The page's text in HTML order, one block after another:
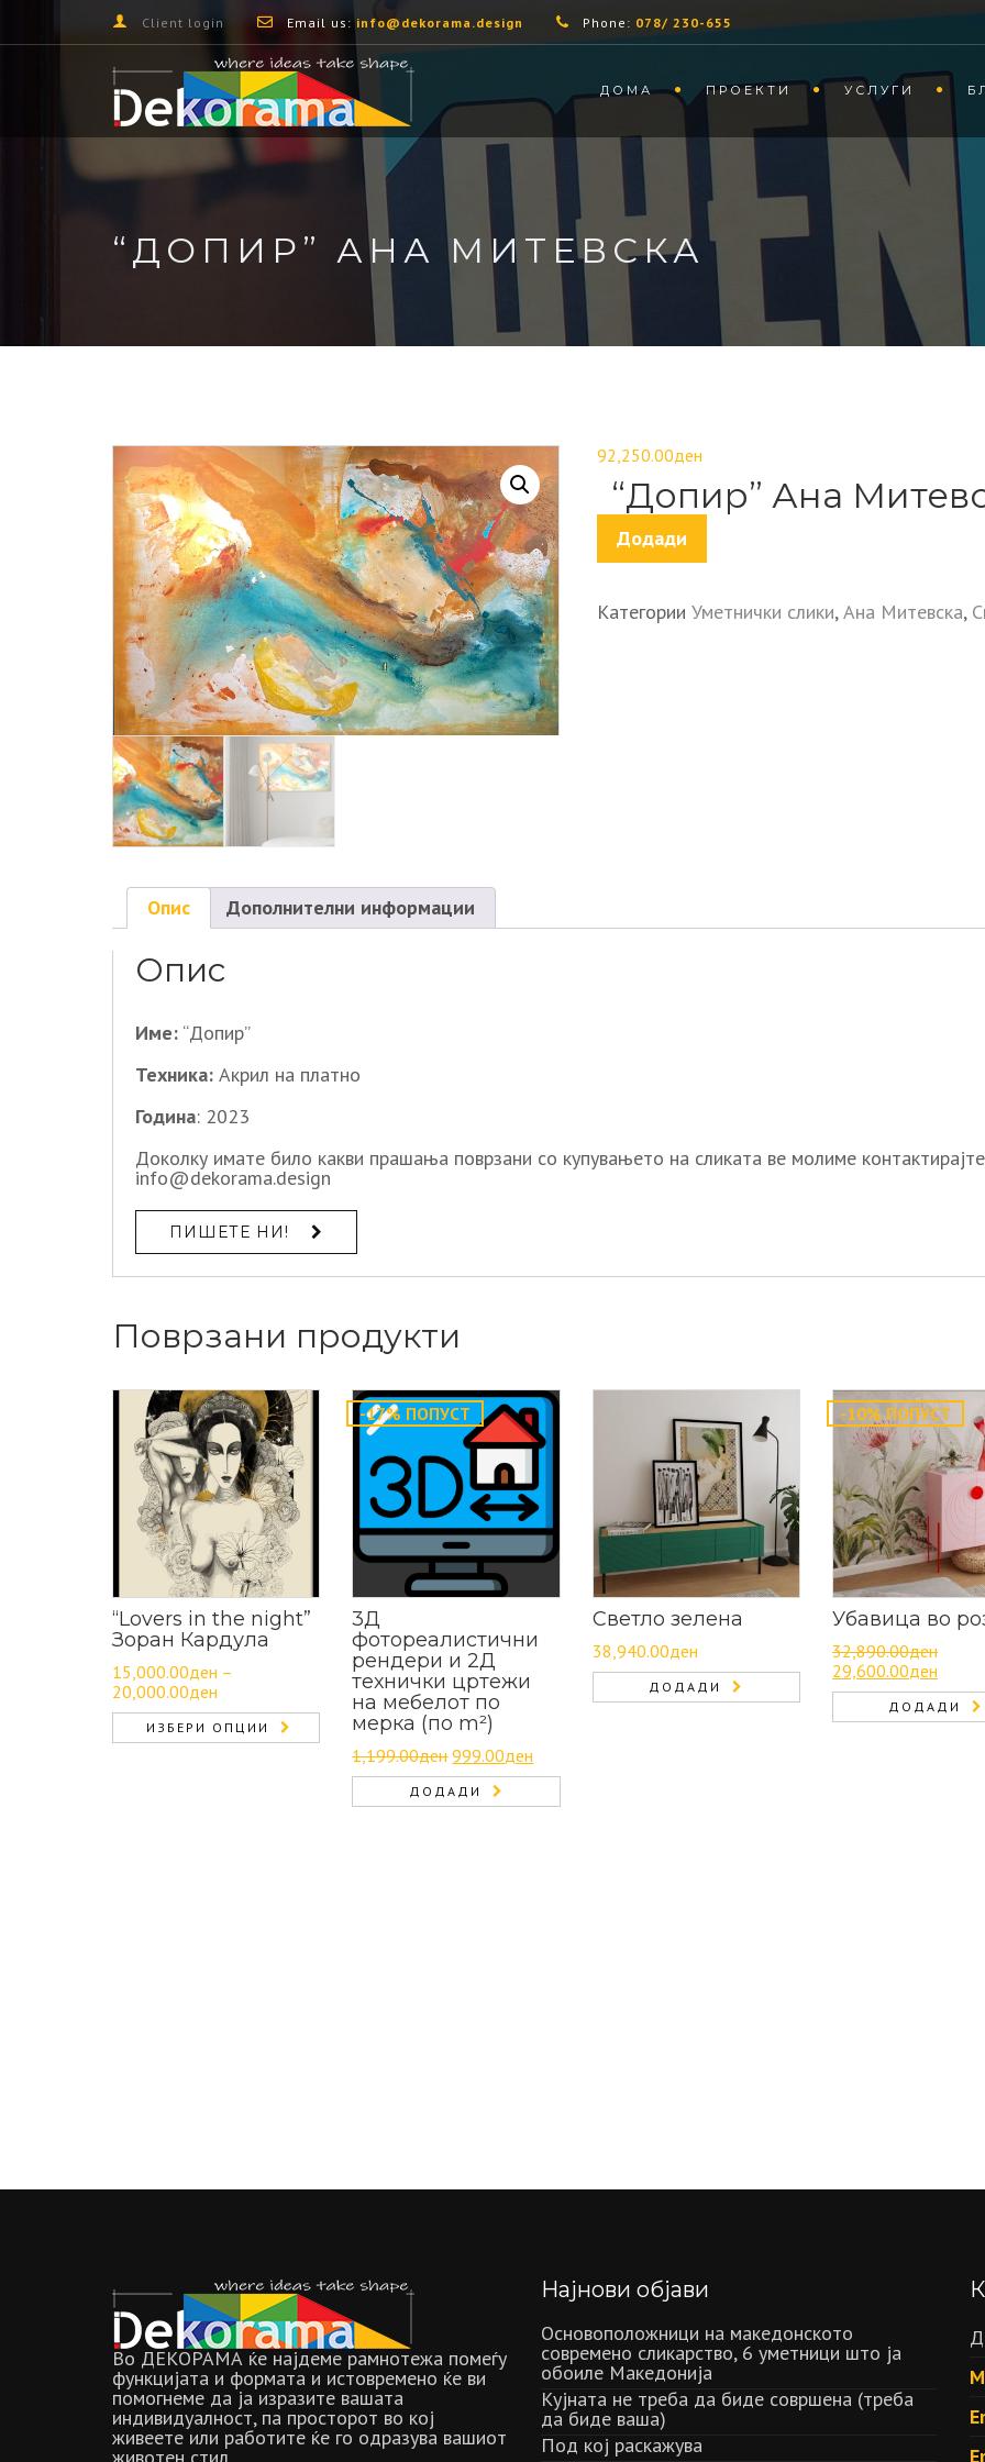
Client login Email us:info@dekorama.design Phone: 078/ 230-655
ДОМА ПРОЕКТИ УСЛУГИ
“ДОПИР” АНА МИТЕВСКА
92,250.00ден
“Допир” Ана
"Допир"
Ана
Митевска
Додади
Категории Уметнички слики,Ана Митевска,
Опис Дополнителни информации
Опис
Име: “Допир”
Техника: Акрил на платно
Година: 2023
Доколку имате било какви прашања поврзани со купувањето на сликата ве молиме
info@dekorama.design
ПИШЕТЕ НИ!
Поврзани продукти
“Lovers in the night”
Зоран Кардула
15,000.00ден –
20,000.00ден
ИЗБЕРИ ОПЦИИ
This
-17% ПОПУСТ
3Д
фотореалистични
рендери и 2Д
технички цртежи
на мебелот по
мерка (по m²)
1,199.00денOriginal
price
was:
1,199.00ден.
999.00ден
price
999.00ден.
ДОДАДИ
Светло зелена
38,940.00ден
ДОДАДИ
-10% ПОПУСТ
Убавица во
32,890.00ден
Original
price
32,890.00ден.
29,600.00ден
price
is:
ДОДАДИ
Во ДЕКОРАМА ќе најдеме рамнотежа помеѓу
функцијата и формата и истовремено ќе ви
помогнеме да ја изразите вашата
индивидуалност, па просторот во кој
живеете или работите ќе го одразува вашиот
Најнови објави
Основоположници на македонското
современо сликарство, 6 уметници што ја
обоиле Македонија
Кујната не треба да биде совршена (треба
да биде ваша)
Под кој раскажува